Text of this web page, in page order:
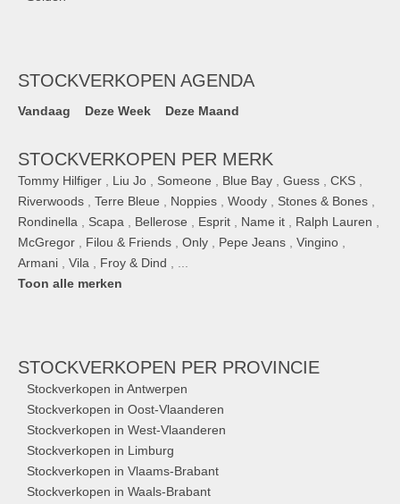
STOCKVERKOPEN AGENDA
Vandaag Deze Week Deze Maand
STOCKVERKOPEN PER MERK
Tommy Hilfiger Liu Jo Someone Blue Bay Guess CKS
Riverwoods
Terre Bleue Noppies Woody Stones & Bones
Rondinella
Scapa Bellerose Esprit Name it Ralph Lauren
McGregor
Filou & Friends Only Pepe Jeans Vingino
Armani
Vila Froy & Dind
Toon alle merken
STOCKVERKOPEN PER PROVINCIE
Stockverkopen in Antwerpen
Stockverkopen in Oost-Vlaanderen
Stockverkopen in West-Vlaanderen
Stockverkopen in Limburg
Stockverkopen in Vlaams-Brabant
Stockverkopen in Waals-Brabant